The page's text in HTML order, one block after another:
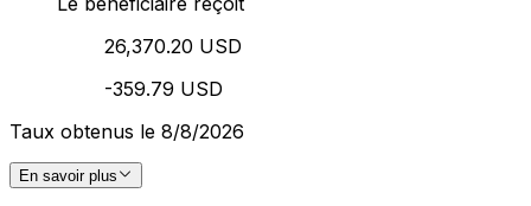
26,370.20 USD
-359.79 USD
Taux obtenus le 8/8/2026
En savoir plus